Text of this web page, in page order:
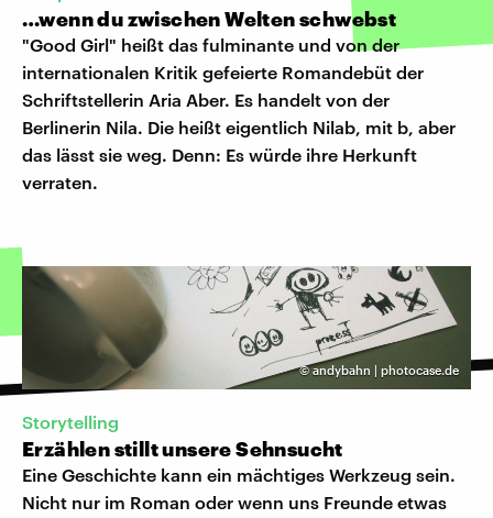
…wenn du zwischen Welten schwebst
"Good Girl" heißt das fulminante und von der
internationalen Kritik gefeierte Romandebüt der
Schriftstellerin Aria Aber. Es handelt von der
Berlinerin Nila. Die heißt eigentlich Nilab, mit b, aber
das lässt sie weg. Denn: Es würde ihre Herkunft
verraten.
©andybahn | photocase.de
Storytelling
Erzählen stillt unsere Sehnsucht
Eine Geschichte kann ein mächtiges Werkzeug sein.
Nicht nur im Roman oder wenn uns Freunde etwas